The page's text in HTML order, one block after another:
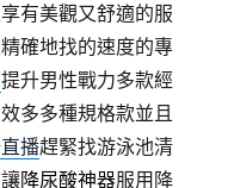
有美觀又舒適的服
確地找的速度的專
提升男性戰力多款經
多多種規格款並且
播趕緊找游泳池清
降尿酸神器服用降